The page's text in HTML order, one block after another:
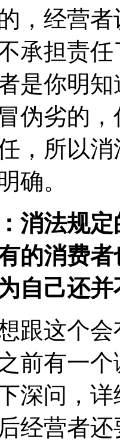
，经营
承担责
是你明
伪劣的
，所以
确。
消法规
的消费
自己还
这个会
前有一
深问，
经营者